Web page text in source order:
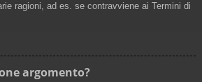
ragioni, ad es. se contravviene ai Termini di
argomento?